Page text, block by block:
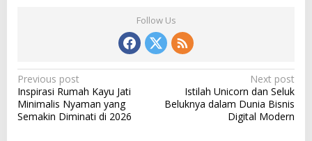
Follow Us
P
o
s
Previous post
Inspirasi Rumah Kayu Jati
Minimalis Nyaman yang
Semakin Diminati di 2026
Next post
Istilah Unicorn dan Seluk
Beluknya dalam Dunia Bisnis
Digital Modern